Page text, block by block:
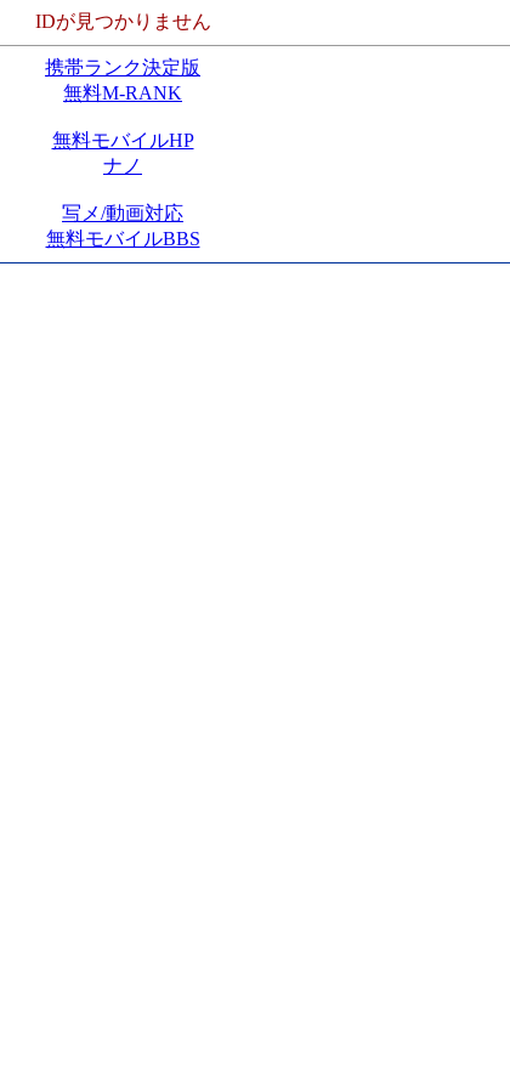
IDが見つかりません
携帯ランク決定版
無料M-RANK
無料モバイルHP
ナノ
写メ/動画対応
無料モバイルBBS